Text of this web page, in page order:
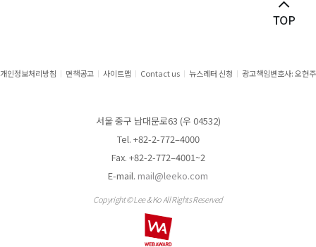
개인정보처리방침 면책공고 사이트맵 Contact us 뉴스레터 신청 광고책임변호사: 오현주
서울 중구 남대문로63 (우 04532)
Tel. +82-2-772–4000
Fax. +82-2-772–4001~2
E-mail. mail@leeko.com
Copyright © Lee & Ko All Rights Reserved